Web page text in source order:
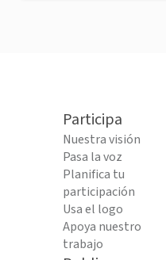
Participa
Nuestra visión
Pasa la voz
Planifica tu
participación
Usa el logo
Apoya nuestro
trabajo